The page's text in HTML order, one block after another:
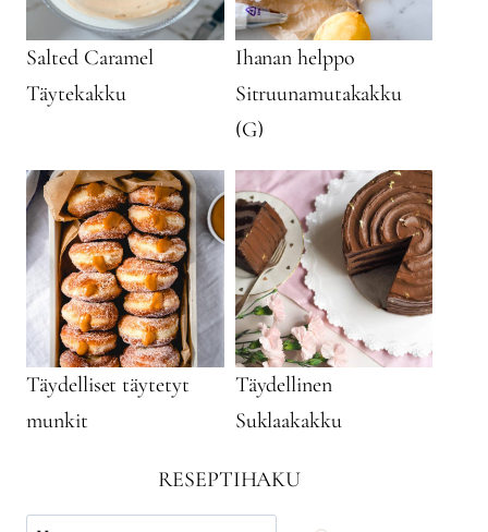
Salted Caramel
Täytekakku
Ihanan helppo
Sitruunamutakakku
(G)
Täydelliset täytetyt
munkit
Täydellinen
Suklaakakku
RESEPTIHAKU
Käytä